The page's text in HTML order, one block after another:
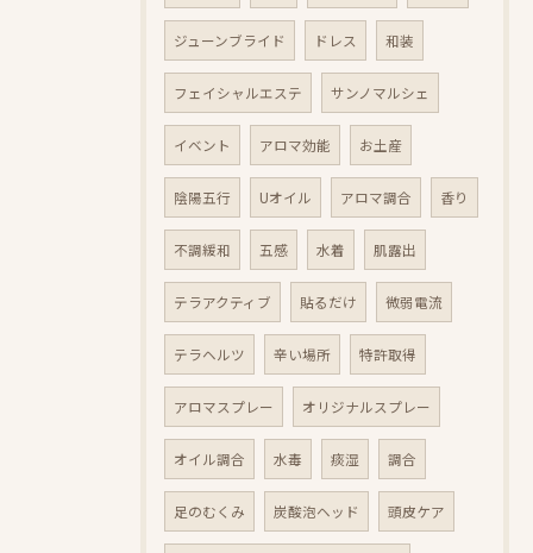
ジューンブライド ドレス 和装
フェイシャルエステ サンノマルシェ
イベント アロマ効能 お土産
陰陽五行 Uオイル アロマ調合 香り
不調緩和 五感 水着 肌露出
テラアクティブ 貼るだけ 微弱電流
テラヘルツ 辛い場所 特許取得
アロマスプレー オリジナルスプレー
オイル調合 水毒 痰湿 調合
足のむくみ 炭酸泡ヘッド 頭皮ケア